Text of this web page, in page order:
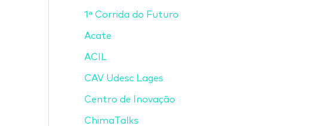
1ª Corrida do Futuro
Acate
ACIL
CAV Udesc Lages
Centro de Inovação
ChimaTalks